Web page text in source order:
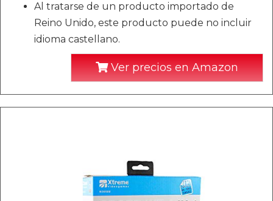
Al tratarse de un producto importado de
Reino Unido, este producto puede no incluir
idioma castellano.
Ver precios en Amazon